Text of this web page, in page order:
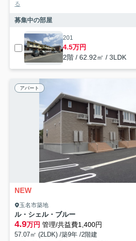
る
募集中の部屋
201
4.5万円
2階 / 62.92㎡ / 3LDK
アパート
NEW
玉名市築地
ル・シェル・ブルー
4.9万円 管理/共益費1,400円
57.07㎡ (2LDK) /築9年 /2階建